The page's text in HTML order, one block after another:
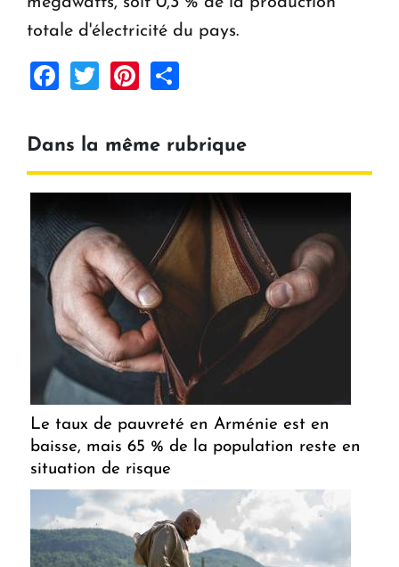
totale d'électricité du pays.
Facebook
TwitterPinterest
Dans la même rubrique
Le taux de pauvreté en Arménie est en
baisse, mais 65 % de la population reste en
situation de risque